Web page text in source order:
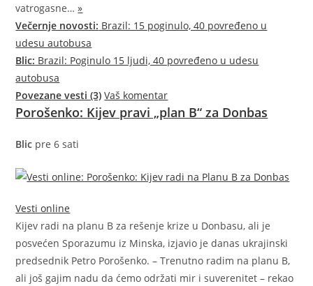
vatrogasne…»
Večernje novosti: Brazil: 15 poginulo, 40 povređeno u
udesu autobusa
Blic: Brazil: Poginulo 15 ljudi, 40 povređeno u udesu
autobusa
Povezane vesti (3) Vaš komentar
Porošenko: Kijev pravi „plan B“ za Donbas
Blic pre 6 sati
Vesti online
Kijev radi na planu B za rešenje krize u Donbasu, ali je
posvećen Sporazumu iz Minska, izjavio je danas ukrajinski
predsednik Petro Porošenko. – Trenutno radim na planu B,
ali još gajim nadu da ćemo održati mir i suverenitet – rekao